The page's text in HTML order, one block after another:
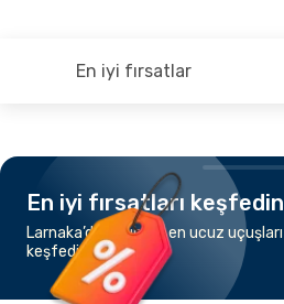
En iyi fırsatlar
En iyi fırsatları keşfedin
Larnaka’dan Dubai’a en ucuz uçuşları
keşfedin